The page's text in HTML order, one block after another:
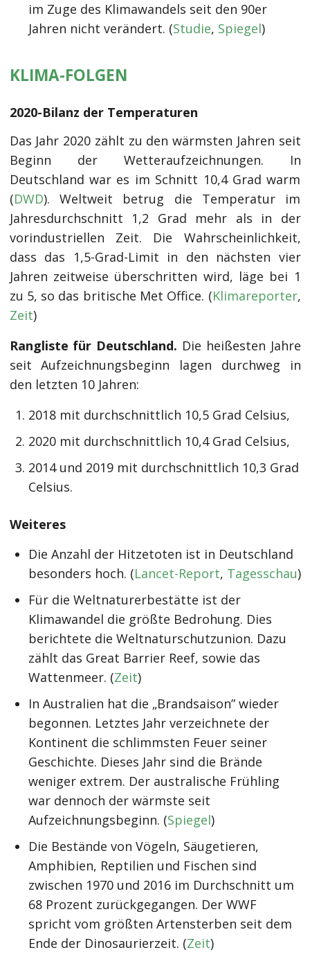
im Zuge des Klimawandels seit den 90er
Jahren nicht verändert. (Studie, Spiegel)
KLIMA-FOLGEN
2020-Bilanz der Temperaturen
Das Jahr 2020 zählt zu den wärmsten Jahren seit
Beginn der Wetteraufzeichnungen. In
Deutschland war es im Schnitt 10,4 Grad warm
(DWD). Weltweit betrug die Temperatur im
Jahresdurchschnitt 1,2 Grad mehr als in der
vorindustriellen Zeit. Die Wahrscheinlichkeit,
dass das 1,5-Grad-Limit in den nächsten vier
Jahren zeitweise überschritten wird, läge bei 1
zu 5, so das britische Met Office. (Klimareporter,
Zeit)
Rangliste für Deutschland. Die heißesten Jahre
seit Aufzeichnungsbeginn lagen durchweg in
den letzten 10 Jahren:
2018 mit durchschnittlich 10,5 Grad Celsius,
2020 mit durchschnittlich 10,4 Grad Celsius,
2014 und 2019 mit durchschnittlich 10,3 Grad
Celsius.
Weiteres
Die Anzahl der Hitzetoten ist in Deutschland
besonders hoch. (Lancet-Report, Tagesschau)
Für die Weltnaturerbestätte ist der
Klimawandel die größte Bedrohung. Dies
berichtete die Weltnaturschutzunion. Dazu
zählt das Great Barrier Reef, sowie das
Wattenmeer. (Zeit)
In Australien hat die „Brandsaison” wieder
begonnen. Letztes Jahr verzeichnete der
Kontinent die schlimmsten Feuer seiner
Geschichte. Dieses Jahr sind die Brände
weniger extrem. Der australische Frühling
war dennoch der wärmste seit
Aufzeichnungsbeginn. (Spiegel)
Die Bestände von Vögeln, Säugetieren,
Amphibien, Reptilien und Fischen sind
zwischen 1970 und 2016 im Durchschnitt um
68 Prozent zurückgegangen. Der WWF
spricht vom größten Artensterben seit dem
Ende der Dinosaurierzeit. (Zeit)